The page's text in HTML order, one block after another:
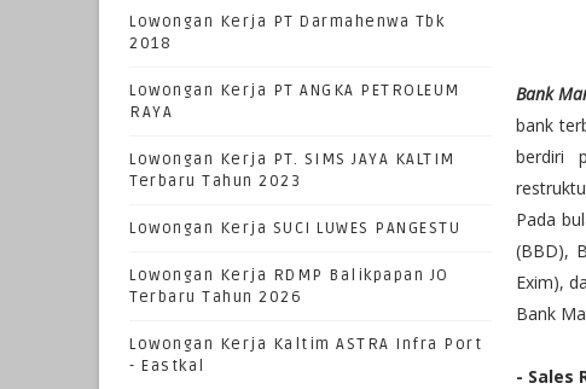
Lowongan Kerja PT Darmahenwa Tbk
2018
Lowongan Kerja PT ANGKA PETROLEUM
RAYA
Lowongan Kerja PT. SIMS JAYA KALTIM
Terbaru Tahun 2023
Lowongan Kerja SUCI LUWES PANGESTU
Lowongan Kerja RDMP Balikpapan JO
Terbaru Tahun 2026
Lowongan Kerja Kaltim ASTRA Infra Port
- Eastkal
Bank
bank
berdiri
Pada
(BBD),
Exim),
Bank
- Sales